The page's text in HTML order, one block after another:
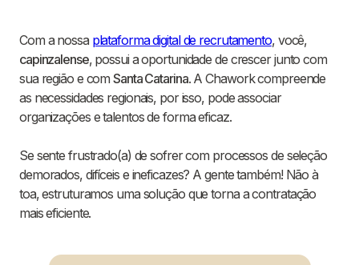
Com a nossa plataforma digital de recrutamento, você,
capinzalense, possui a oportunidade de crescer junto com
sua região e comSanta Catarina. A Chawork compreende
as necessidades regionais, por isso, pode associar
organizações e talentos de forma eficaz.
Se sente frustrado(a) de sofrer com processos de seleção
demorados, difíceis e ineficazes? A gente também! Não à
toa, estruturamos uma solução que torna a contratação
mais eficiente.